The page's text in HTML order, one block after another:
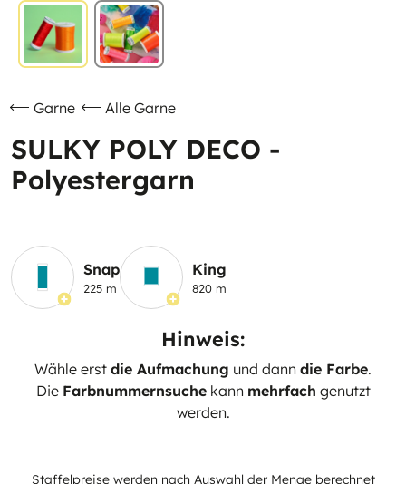
Garne Alle Garne
SULKY POLY DECO -
Polyestergarn
Snap
225 m
King
820 m
Hinweis:
Wähle erst die Aufmachung und dann die Farbe.
Die Farbnummernsuchekann mehrfach genutzt
werden.
Staffelpreise werden nach Auswahl der Menge berechnet